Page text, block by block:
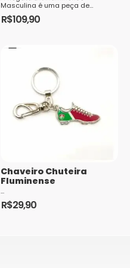
do
produto
Masculina é uma peça de
vestuário perfeita para os
torcedores apaixonados pelo
R$109,90
produto
variantes.
opções
na
página
do
Chaveiro Chuteira
Fluminense
...
R$29,90